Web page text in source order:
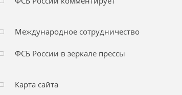
Международное сотрудничество
ФСБ России в зеркале прессы
Карта сайта